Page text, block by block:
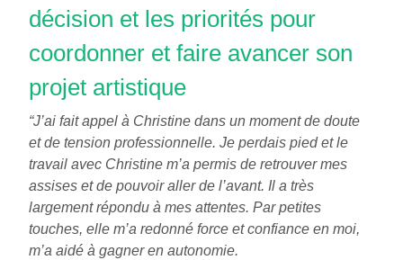
décision et les priorités pour
coordonner et faire avancer son
projet artistique
“J’ai fait appel à Christine dans un moment de doute
et de tension professionnelle. Je perdais pied et le
travail avec Christine m’a permis de retrouver mes
assises et de pouvoir aller de l’avant. Il a très
largement répondu à mes attentes. Par petites
touches, elle m’a redonné force et confiance en moi,
m’a aidé à gagner en autonomie.